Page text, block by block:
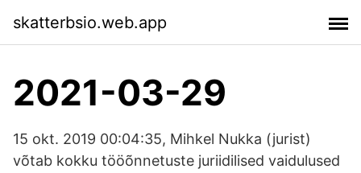
skatterbsio.web.app
2021-03-29
15 okt. 2019 00:04:35, Mihkel Nukka (jurist)
võtab kokku tööõnnetuste juriidilised vaidulused